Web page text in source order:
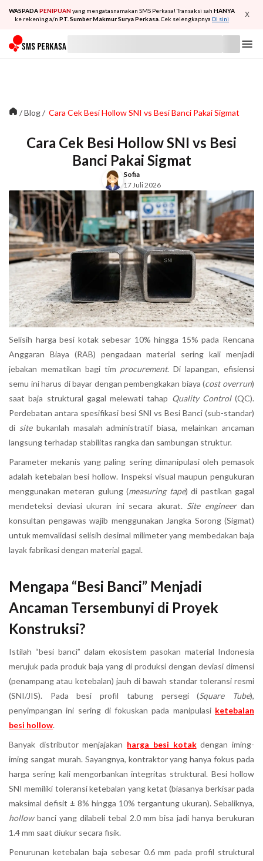
WASPADAPENIPUAN yang mengatasnamakan SMS Perkasa! Transaksi sah HANYA
ke rekening a/n PT. Sumber Makmur Surya Perkasa . Cek selengkapnya Di sini X
/Blog/ Cara Cek Besi Hollow SNI vs Besi Banci Pakai Sigmat
Cara Cek Besi Hollow SNI vs Besi
Banci Pakai Sigmat
Sofia
17 Juli 2026
Selisih harga besi kotak sebesar 10% hingga 15% pada Rencana
Anggaran Biaya (RAB) pengadaan material sering kali menjadi
jebakan mematikan bagi tim procurement. Di lapangan, efisiensi
semu ini harus di bayar dengan pembengkakan biaya (cost overrun)
saat baja struktural gagal melewati tahap Quality Control(QC).
Perdebatan antara spesifikasi besi SNI vs Besi Banci (sub-standar)
di sitebukanlah masalah administratif biasa, melainkan ancaman
langsung terhadap stabilitas rangka dan sambungan struktur.
Parameter mekanis yang paling sering dimanipulasi oleh pemasok
adalah ketebalan besi hollow. Inspeksi visual maupun pengukuran
menggunakan meteran gulung (measuring tape) di pastikan gagal
mendeteksi deviasi ukuran ini secara akurat. Site engineerdan
konsultan pengawas wajib menggunakan Jangka Sorong (Sigmat)
untuk memvalidasi selisih desimal milimeter yang membedakan baja
layak fabrikasi dengan material gagal.
Mengapa “Besi Banci” Menjadi
Ancaman Tersembunyi di Proyek
Konstruksi?
Istilah “besi banci” dalam ekosistem pasokan material Indonesia
merujuk pada produk baja yang di produksi dengan deviasi dimensi
(penampang atau ketebalan) jauh di bawah standar toleransi resmi
(SNI/JIS). Pada besi profil tabung persegi (Square Tube),
penyimpangan ini sering di fokuskan pada manipulasi ketebalan
besi hollow.
Banyak distributor menjajakan harga besi kotakdengan iming-
iming sangat murah. Sayangnya, kontraktor yang hanya fokus pada
harga sering kali mengorbankan integritas struktural. Besi hollow
SNI memiliki toleransi ketebalan yang ketat (biasanya berkisar pada
maksimal defisit ± 8% hingga 10% tergantung ukuran). Sebaliknya,
hollowbanci yang dilabeli tebal 2.0 mm bisa jadi hanya berukuran
1.4 mm saat diukur secara fisik.
Penurunan ketebalan baja sebesar 0.6 mm pada profil struktural